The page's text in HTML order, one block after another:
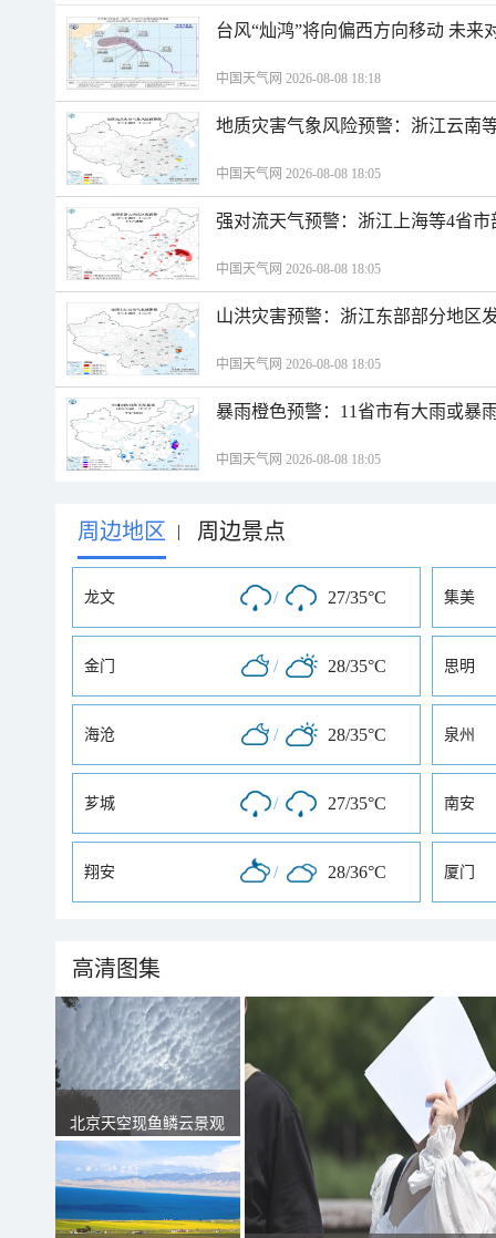
台风“灿鸿”将向偏西方向移动 未来
中国天气网 2026-08-08 18:18
地质灾害气象风险预警：浙江云南
中国天气网 2026-08-08 18:05
强对流天气预警：浙江上海等4省
中国天气网 2026-08-08 18:05
山洪灾害预警：浙江东部部分地区
中国天气网 2026-08-08 18:05
暴雨橙色预警：11省市有大雨或暴
中国天气网 2026-08-08 18:05
周边地区 | 周边景点
龙文 / 27/35°C 集美
金门 / 28/35°C 思明
海沧 / 28/35°C 泉州
芗城 / 27/35°C 南安
翔安 / 28/36°C 厦门
高清图集
北京天空现鱼鳞云景观